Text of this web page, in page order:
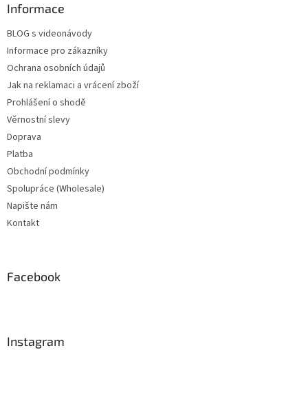
Informace
BLOG s videonávody
Informace pro zákazníky
Ochrana osobních údajů
Jak na reklamaci a vrácení zboží
Prohlášení o shodě
Věrnostní slevy
Doprava
Platba
Obchodní podmínky
Spolupráce (Wholesale)
Napište nám
Kontakt
Facebook
Instagram